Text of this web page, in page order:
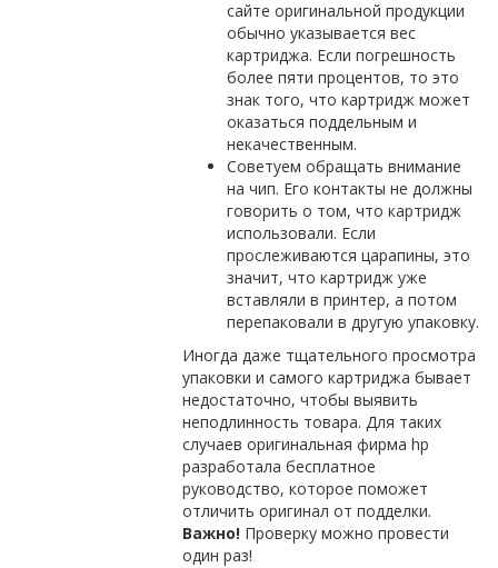
сайте оригинальной продукции
обычно указывается вес
картриджа. Если погрешность
более пяти процентов, то это
знак того, что картридж может
оказаться поддельным и
некачественным.
Советуем обращать внимание
на чип. Его контакты не должны
говорить о том, что картридж
использовали. Если
прослеживаются царапины, это
значит, что картридж уже
вставляли в принтер, а потом
перепаковали в другую упаковку.
Иногда даже тщательного просмотра
упаковки и самого картриджа бывает
недостаточно, чтобы выявить
неподлинность товара. Для таких
случаев оригинальная фирма hp
разработала бесплатное
руководство, которое поможет
отличить оригинал от подделки.
Важно! Проверку можно провести
один раз!